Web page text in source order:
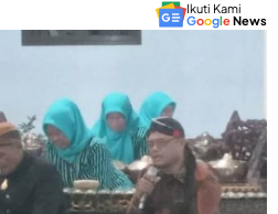
Ikuti Kami
GoogleNews